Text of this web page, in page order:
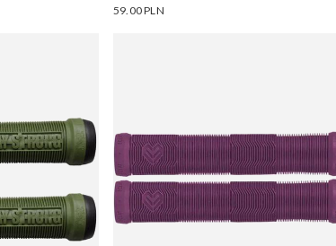
59.00 PLN